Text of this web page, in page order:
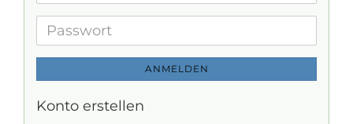
Adresse
Passwort
ANMELDEN
Konto erstellen